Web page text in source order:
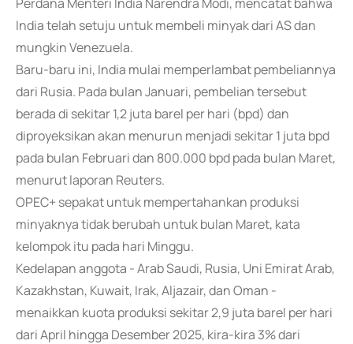
India telah setuju untuk membeli minyak dari AS dan
mungkin Venezuela.
Baru-baru ini, India mulai memperlambat pembeliannya
dari Rusia. Pada bulan Januari, pembelian tersebut
berada di sekitar 1,2 juta barel per hari (bpd) dan
diproyeksikan akan menurun menjadi sekitar 1 juta bpd
pada bulan Februari dan 800.000 bpd pada bulan Maret,
menurut laporan Reuters.
OPEC+ sepakat untuk mempertahankan produksi
minyaknya tidak berubah untuk bulan Maret, kata
kelompok itu pada hari Minggu.
Kedelapan anggota - Arab Saudi, Rusia, Uni Emirat Arab,
Kazakhstan, Kuwait, Irak, Aljazair, dan Oman -
menaikkan kuota produksi sekitar 2,9 juta barel per hari
dari April hingga Desember 2025, kira-kira 3% dari